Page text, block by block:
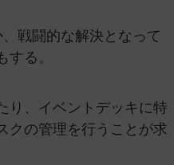
戦闘的な解決となって
る。
り、イベントデッキに特
クの管理を行うことが求